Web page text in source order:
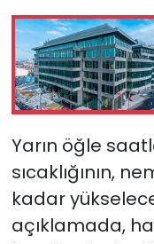
Yarın öğle
sıcaklığının,
kadar
açıklamada,